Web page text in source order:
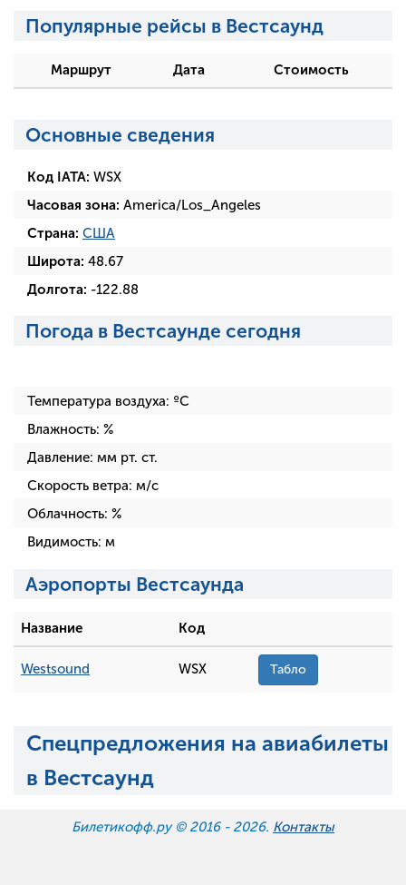
Популярные рейсы в Вестсаунд
Маршрут Дата Стоимость
Основные сведения
Код IATA: WSX
Часовая зона: America/Los_Angeles
Страна: США
Широта: 48.67
Долгота: -122.88
Погода в Вестсаунде сегодня
Температура воздуха: ºC
Влажность: %
Давление: мм рт. ст.
Скорость ветра: м/с
Облачность: %
Видимость: м
Аэропорты Вестсаунда
Название Код
Westsound WSX Табло
Спецпредложения на авиабилеты
в Вестсаунд
Билетикофф.ру © 2016 - 2026. Контакты